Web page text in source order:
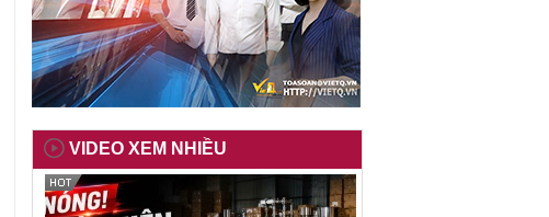
VIDEO XEM NHIỀU